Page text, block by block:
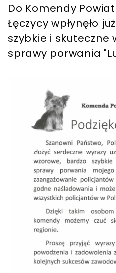
Do Komendy
Łęczycy wpłynęło
szybkie i skuteczne
sprawy porwania